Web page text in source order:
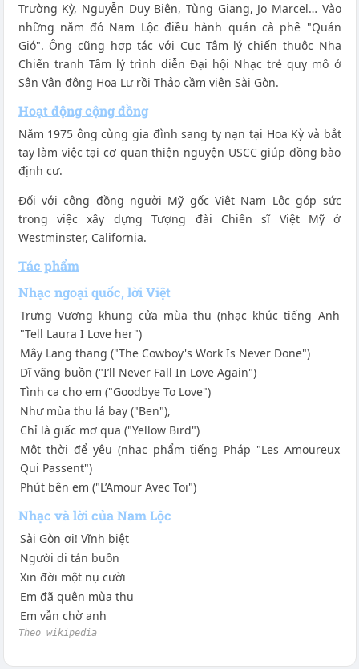
Trường Kỳ, Nguyễn Duy Biên, Tùng Giang, Jo Marcel… Vào
những năm đó Nam Lộc điều hành quán cà phê "Quán
Gió". Ông cũng hợp tác với Cục Tâm lý chiến thuộc Nha
Chiến tranh Tâm lý trình diễn Đại hội Nhạc trẻ quy mô ở
Sân Vận động Hoa Lư rồi Thảo cầm viên Sài Gòn.
Hoạt động cộng đồng
Năm 1975 ông cùng gia đình sang tỵ nạn tại Hoa Kỳ và bắt
tay làm việc tại cơ quan thiện nguyện USCC giúp đồng bào
định cư.
Đối với cộng đồng người Mỹ gốc Việt Nam Lộc góp sức
trong việc xây dựng Tượng đài Chiến sĩ Việt Mỹ ở
Westminster, California.
Tác phẩm
Nhạc ngoại quốc, lời Việt
Trưng Vương khung cửa mùa thu (nhạc khúc tiếng Anh
"Tell Laura I Love her")
Mây Lang thang ("The Cowboy's Work Is Never Done")
Dĩ vãng buồn ("I’ll Never Fall In Love Again")
Tình ca cho em ("Goodbye To Love")
Như mùa thu lá bay ("Ben"),
Chỉ là giấc mơ qua ("Yellow Bird")
Một thời để yêu (nhạc phẩm tiếng Pháp "Les Amoureux
Qui Passent")
Phút bên em ("L’Amour Avec Toi")
Nhạc và lời của Nam Lộc
Sài Gòn ơi! Vĩnh biệt
Người di tản buồn
Xin đời một nụ cười
Em đã quên mùa thu
Em vẫn chờ anh
Theo wikipedia